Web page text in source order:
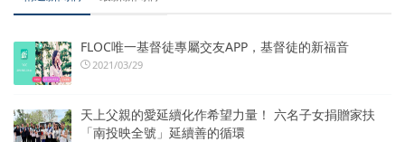
FLOC唯一基督徒專屬交友APP，基督徒的新福音
2021/03/29
天上父親的愛延續化作希望力量！ 六名子女捐贈家扶
「南投映全號」延續善的循環